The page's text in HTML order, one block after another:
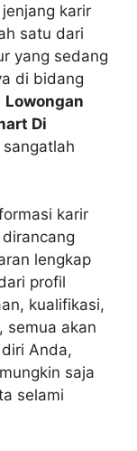
karir
satu dari
yang sedang
di bidang
Lowongan
Di
sangatlah
karir
lengkap
profil
kualifikasi,
semua akan
Anda,
saja
selami